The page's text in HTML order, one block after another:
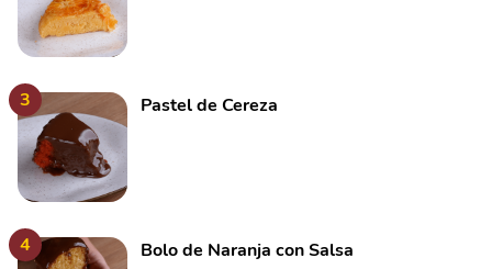
3 Pastel de Cereza
4
Bolo de Naranja con Salsa